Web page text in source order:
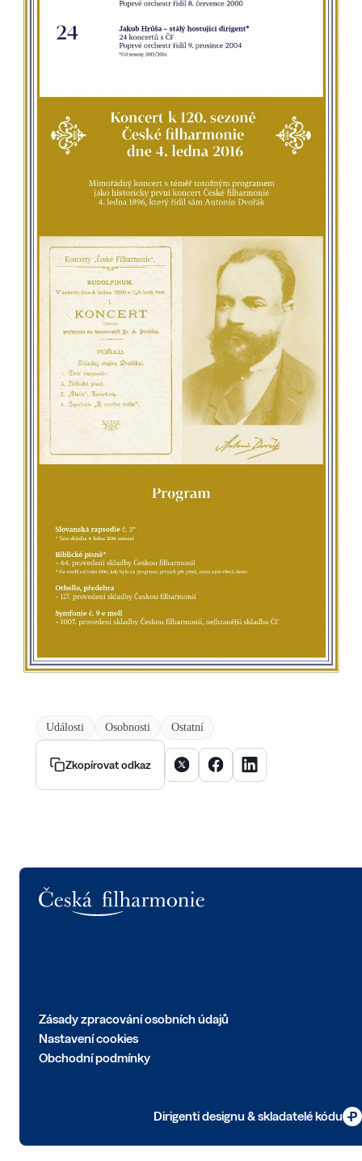
Události Osobnosti Ostatní
Zkopírovat odkaz Sdílet článek na X
Sdílet článek na Facebooku
Sdílet článek na
Zásady zpracování osobních údajů
Nastavení cookies
Obchodní podmínky
Dirigenti designu & skladatelé kódu